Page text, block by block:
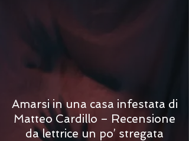
Amarsi in una casa infestata di
Matteo Cardillo – Recensione
da lettrice un po’ stregata